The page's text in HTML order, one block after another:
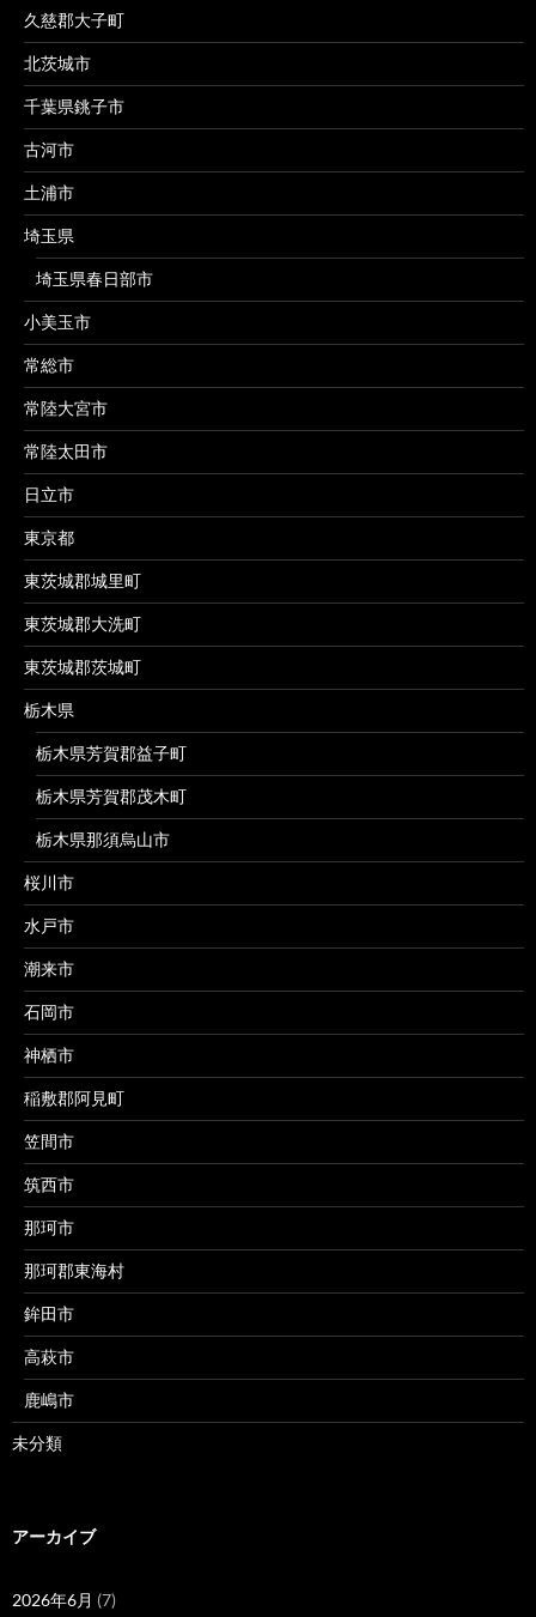
久慈郡大子町
北茨城市
千葉県銚子市
古河市
土浦市
埼玉県
埼玉県春日部市
小美玉市
常総市
常陸大宮市
常陸太田市
日立市
東京都
東茨城郡城里町
東茨城郡大洗町
東茨城郡茨城町
栃木県
栃木県芳賀郡益子町
栃木県芳賀郡茂木町
栃木県那須烏山市
桜川市
水戸市
潮来市
石岡市
神栖市
稲敷郡阿見町
笠間市
筑西市
那珂市
那珂郡東海村
鉾田市
高萩市
鹿嶋市
未分類
アーカイブ
2026年6月 (7)